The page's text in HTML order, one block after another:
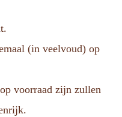
(in veelvoud) op
voorraad zijn zullen